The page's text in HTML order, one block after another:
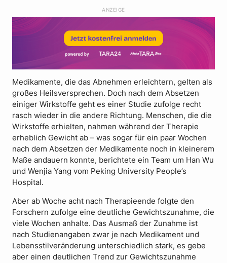
ANZEIGE
Medikamente, die das Abnehmen erleichtern, gelten als
großes Heilsversprechen. Doch nach dem Absetzen
einiger Wirkstoffe geht es einer Studie zufolge recht
rasch wieder in die andere Richtung. Menschen, die die
Wirkstoffe erhielten, nahmen während der Therapie
erheblich Gewicht ab – was sogar für ein paar Wochen
nach dem Absetzen der Medikamente noch in kleinerem
Maße andauern konnte, berichtete ein Team um Han Wu
und Wenjia Yang vom Peking University People’s
Hospital.
Aber ab Woche acht nach Therapieende folgte den
Forschern zufolge eine deutliche Gewichtszunahme, die
viele Wochen anhalte. Das Ausmaß der Zunahme ist
nach Studienangaben zwar je nach Medikament und
Lebensstilveränderung unterschiedlich stark, es gebe
aber einen deutlichen Trend zur Gewichtszunahme